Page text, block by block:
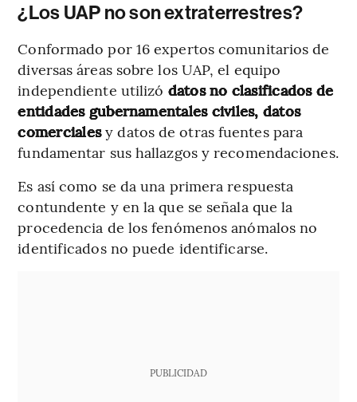
¿Los UAP no son extraterrestres?
Conformado por 16 expertos comunitarios de
diversas áreas sobre los UAP, el equipo
independiente utilizó datos no clasificados de
entidades gubernamentales civiles, datos
comercialesy datos de otras fuentes para
fundamentar sus hallazgos y recomendaciones.
Es así como se da una primera respuesta
contundente y en la que se señala que la
procedencia de los fenómenos anómalos no
identificados no puede identificarse.
PUBLICIDAD